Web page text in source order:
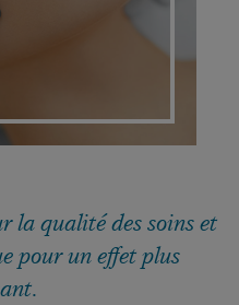
la qualité des soins et
pour un effet plus